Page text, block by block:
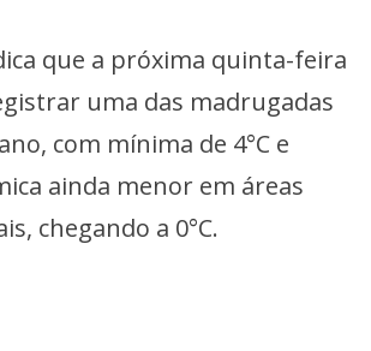
que a próxima quinta-feira
uma das madrugadas
com mínima de 4°C e
ainda menor em áreas
chegando a 0°C.